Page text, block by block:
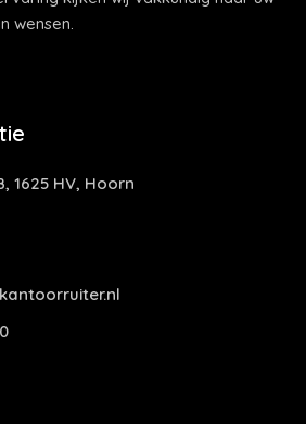
wensen.
1625 HV, Hoorn